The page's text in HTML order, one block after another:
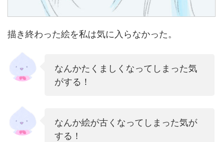
描き終わった絵を私は気に入らなかった。
なんかたくましくなってしまった気
がする！
なんか絵が古くなってしまった気が
する！